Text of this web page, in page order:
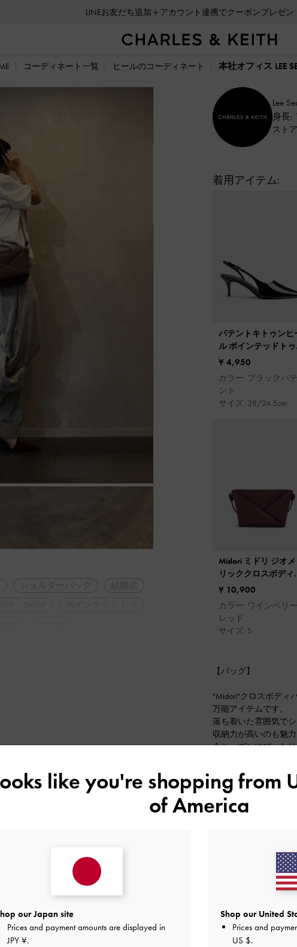
LINEお友だち追加＋アカウント連携でクーポンプレゼン
コーディネート一覧 ヒールのコーディネート 本社オフィス LEE
Lee
身長:
スト
着用アイテム:
パテントキトゥンヒ
ル ポインテッドトゥ
リングバックパンプス
¥ 4,950
カラー: ブラックパテ
ント
サイズ: 38/24.5cm
Midori ミドリ ジオメ
リッククロスボディ
ッグ
¥ 10,900
カラー: ワインベリー
レッド
サイズ: S
【バッグ】
"Midori"クロスボディ
万能アイテムです。
落ち着いた雰囲気で
収納力が高いのも魅
今シーズンにぴった
（1枚目:color ワイン
【シューズ】
光沢のあるパテント
スリングバックでか
適度なふわっと感の
プで調節もできるの
オンオフ問わずお使
い♪
調節可能ストラップ
用サイズでのご購入
like you're shopping from
of America
our Japan site
Prices and payment amounts are displayed in
JPY ¥.
Shop our United
Prices and
US $.